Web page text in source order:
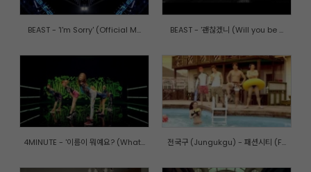
BEAST - 'I'm Sorry' (Official M... BEAST - '괜찮겠니 (Will you be ...
4MINUTE - '이름이 뭐예요? (What... 전국구 (Jungukgu) - 패션시티 (F...